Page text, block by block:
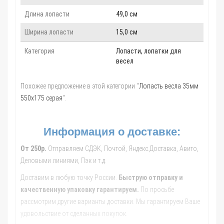
Длина лопасти 49,0 см
Ширина лопасти 15,0 см
Категория
Лопасти, лопатки для
весел
Похожее предложение в этой категории "Лопасть весла 35мм
550х175 серая".
Информация о доставке:
От 250р. Отправляем СДЭК, Почтой, Яндекс.Доставка, Авито,
Деловыми линиями, Пэк и т.д.
Доставим в любую точку России.
Быструю отправку и
качественную упаковку гарантируем. По просьбе
рассмотрим другие варианты доставки. Мы гарантируем Ваше
удовольствие от сделанных покупок.